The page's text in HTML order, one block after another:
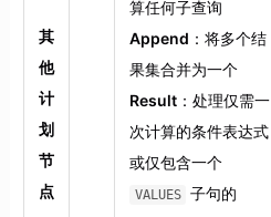
其
他
计
划
节
点
算任何子查询
Append ：将多个结
果集合并为一个
Result：处理仅需一
次计算的条件表达式
或仅包含一个
VALUES 子句的